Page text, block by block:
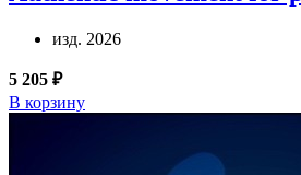
изд. 2026
5 205 ₽
В корзину